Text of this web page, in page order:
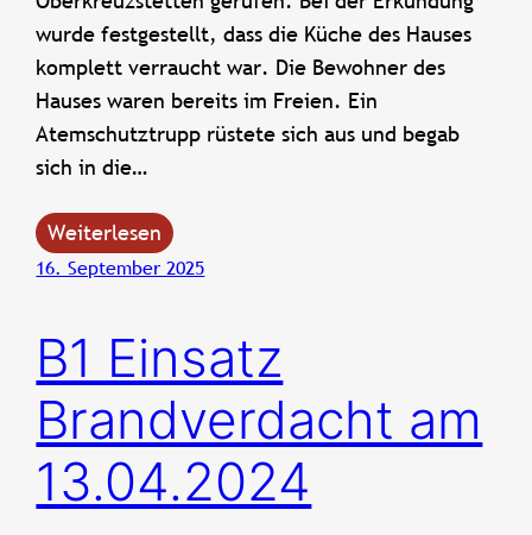
wurde festgestellt, dass die Küche des Hauses
komplett verraucht war. Die Bewohner des
Hauses waren bereits im Freien. Ein
Atemschutztrupp rüstete sich aus und begab
sich in die…
Weiterlesen
16. September 2025
B1 Einsatz
Brandverdacht am
13.04.2024